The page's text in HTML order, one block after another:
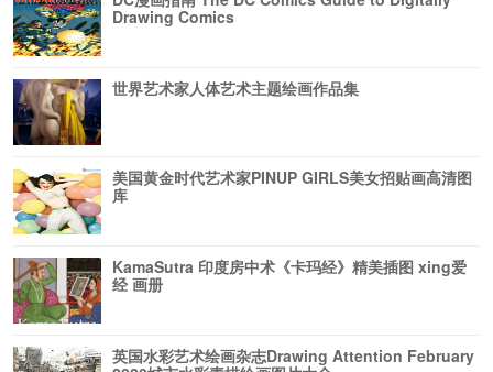
Drawing Comics
世界艺术家人体艺术主题绘画作品集
美国黄金时代艺术家PINUP GIRLS美女招贴画高清图
库
KamaSutra 印度房中术《卡玛经》精美插图 xing爱
经 画册
英国水彩艺术绘画杂志Drawing Attention February